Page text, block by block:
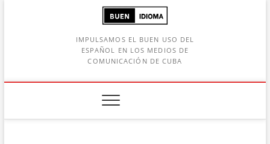
IMPULSAMOS EL BUEN USO DEL
ESPAÑOL EN LOS MEDIOS DE
COMUNICACIÓN DE CUBA